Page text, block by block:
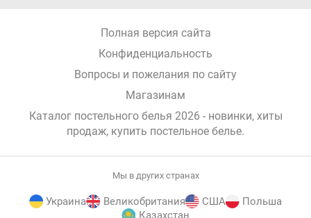
Полная версия сайта
Конфиденциальность
Вопросы и пожелания по сайту
Магазинам
Каталог постельного белья 2026 - новинки, хиты
продаж, купить постельное белье.
Мы в других странах
Украина Великобритания США
Польша
Казахстан